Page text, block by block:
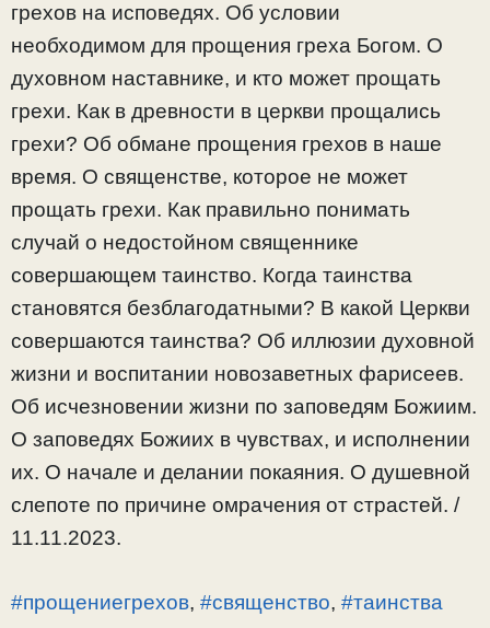
грехов на исповедях. Об условии
необходимом для прощения греха Богом. О
духовном наставнике, и кто может прощать
грехи. Как в древности в церкви прощались
грехи? Об обмане прощения грехов в наше
время. О священстве, которое не может
прощать грехи. Как правильно понимать
случай о недостойном священнике
совершающем таинство. Когда таинства
становятся безблагодатными? В какой Церкви
совершаются таинства? Об иллюзии духовной
жизни и воспитании новозаветных фарисеев.
Об исчезновении жизни по заповедям Божиим.
О заповедях Божиих в чувствах, и исполнении
их. О начале и делании покаяния. О душевной
слепоте по причине омрачения от страстей. /
11.11.2023.
#прощениегрехов, #священство, #таинства